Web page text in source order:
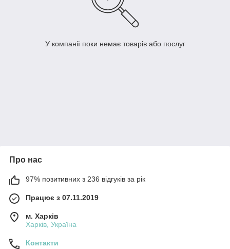
У компанії поки немає товарів або послуг
Про нас
97% позитивних з 236 відгуків за рік
Працює з 07.11.2019
м. Харків
Харків, Україна
Контакти